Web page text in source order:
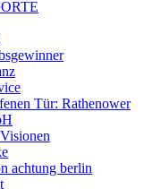
Tür: Rathenower
achtung berlin